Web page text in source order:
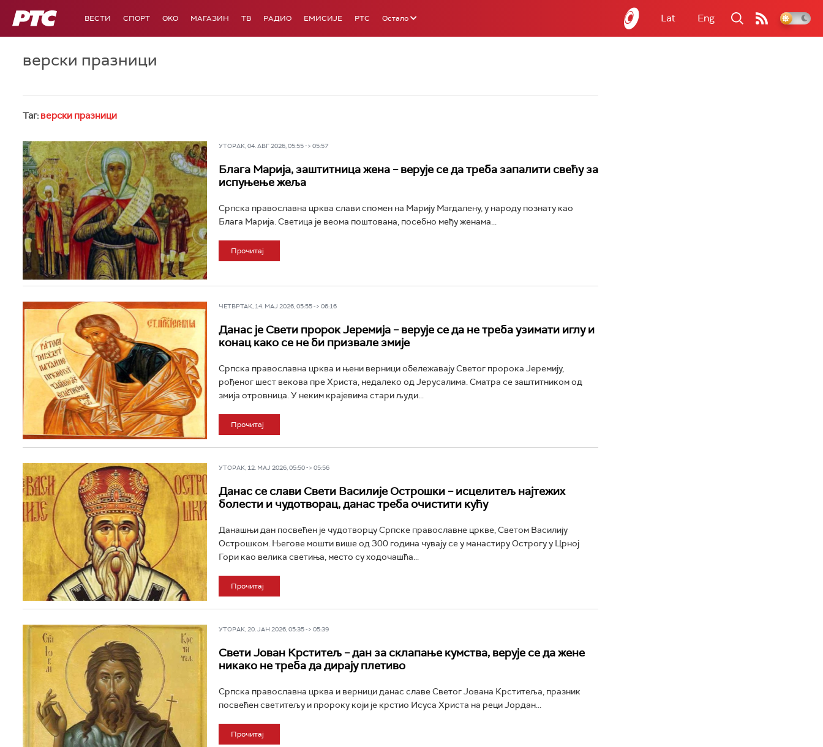
РТС ВЕСТИ СПОРТ OKO МАГАЗИН ТВ РАДИО ЕМИСИЈЕ РТС Остало Lat Eng
верски празници
Таг: верски празници
УТОРАК, 04. АВГ 2026, 05:55 -> 05:57
Блага Марија, заштитница жена – верује се да треба запалити свећу за
испуњење жеља
Српска православна црква слави спомен на Марију Магдалену, у народу познату као
Блага Марија. Светица је веома поштована, посебно међу женама...
Прочитај
ЧЕТВРТАК, 14. МАЈ 2026, 05:55 -> 06:16
Данас је Свети пророк Јеремија – верује се да не треба узимати иглу и
конац како се не би призвале змије
Српска православна црква и њени верници обележавају Светог пророка Јеремију,
рођеног шест векова пре Христа, недалеко од Јерусалима. Сматра се заштитником од
змија отровница. У неким крајевима стари људи...
Прочитај
УТОРАК, 12. МАЈ 2026, 05:50 -> 05:56
Данас се слави Свети Василије Острошки – исцелитељ најтежих
болести и чудотворац, данас треба очистити кућу
Данашњи дан посвећен је чудотворцу Српске православне цркве, Светом Василију
Острошком. Његове мошти више од 300 година чувају се у манастиру Острогу у Црној
Гори као велика светиња, место су ходочашћа...
Прочитај
УТОРАК, 20. ЈАН 2026, 05:35 -> 05:39
Свети Јован Крститељ – дан за склапање кумства, верује се да жене
никако не треба да дирају плетиво
Српска православна црква и верници данас славе Светог Јована Крститеља, празник
посвећен светитељу и пророку који је крстио Исуса Христа на реци Јордан...
Прочитај